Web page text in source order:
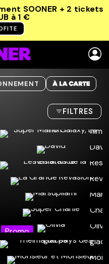
SOONER + 2 tickets
à 1 €
FILTRES
Promo